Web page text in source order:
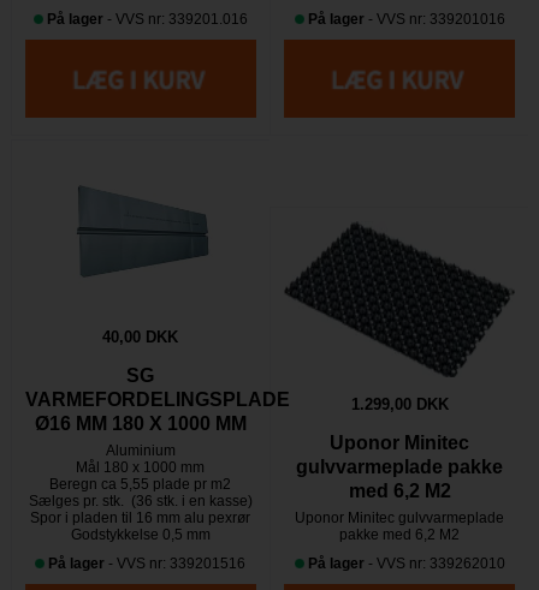
På lager - VVS nr: 339201.016
På lager - VVS nr: 339201016
40,00 DKK
SG
VARMEFORDELINGSPLADE
Ø16 MM 180 X 1000 MM
Aluminium
Mål 180 x 1000 mm
Beregn ca 5,55 plade pr m2
Sælges pr. stk. (36 stk. i en kasse)
Spor i pladen til 16 mm alu pexrør
Godstykkelse 0,5 mm
På lager - VVS nr: 339201516
1.299,00 DKK
Uponor Minitec
gulvvarmeplade pakke
med 6,2 M2
Uponor Minitec gulvvarmeplade
pakke med 6,2 M2
På lager - VVS nr: 339262010